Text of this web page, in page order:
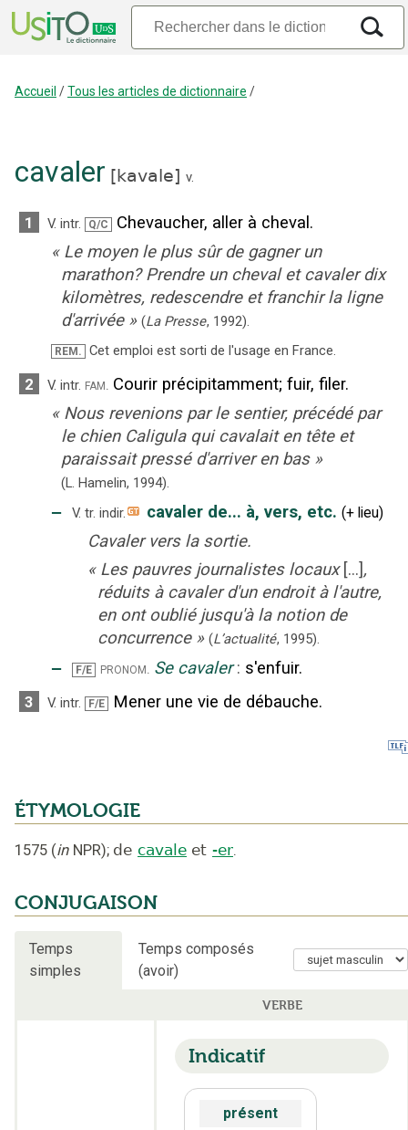
Accueil /Tous les articles de dictionnaire /
cavaler [kavale] v.
1 V. intr. Q/C
Chevaucher, aller à cheval.
« Le moyen le plus sûr de gagner un
marathon? Prendre un cheval et cavaler dix
kilomètres, redescendre et franchir la ligne
d'arrivée » (La Presse, 1992).
REM. Cet emploi est sorti de l'usage en France.
2 V. intr. fam. Courir précipitamment; fuir, filer.
« Nous revenions par le sentier, précédé par
le chien Caligula qui cavalait en tête et
paraissait pressé d'arriver en bas »
(L. Hamelin, 1994).
‒ V. tr. indir. cavaler de... à, vers, etc. (+ lieu)
Cavaler vers la sortie.
« Les pauvres journalistes locaux [...],
réduits à cavaler d'un endroit à l'autre,
en ont oublié jusqu'à la notion de
concurrence » (L’actualité, 1995).
‒ F/E pronom. Se cavaler : s'enfuir.
3 V. intr. F/E Mener une vie de débauche.
ÉTYMOLOGIE
1575 (in NPR); de cavale et -er.
CONJUGAISON
Temps
simples
Temps composés
(avoir)
VERBE
Indicatif
présent